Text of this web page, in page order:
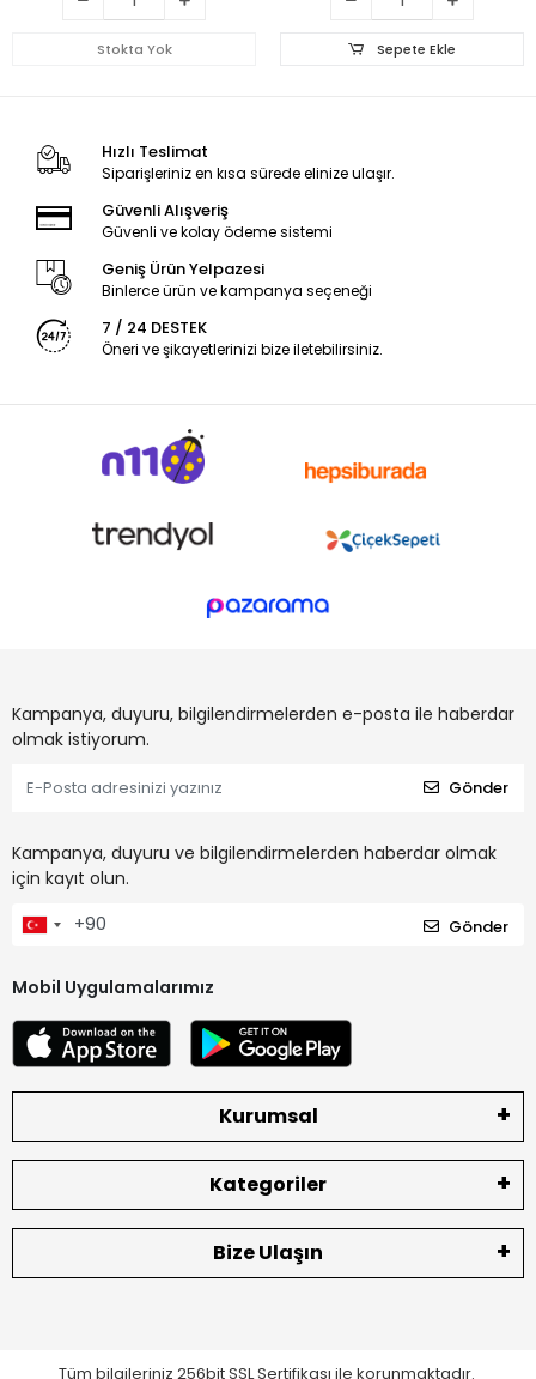
Stokta Yok Sepete Ekle
Hızlı Teslimat
Siparişleriniz en kısa sürede elinize ulaşır.
Güvenli Alışveriş
Güvenli ve kolay ödeme sistemi
Geniş Ürün Yelpazesi
Binlerce ürün ve kampanya seçeneği
7 / 24 DESTEK
Öneri ve şikayetlerinizi bize iletebilirsiniz.
Kampanya, duyuru, bilgilendirmelerden e-posta ile haberdar
olmak istiyorum.
Gönder
Kampanya, duyuru ve bilgilendirmelerden haberdar olmak
için kayıt olun.
Gönder
Mobil Uygulamalarımız
Kurumsal
Kategoriler
Bize Ulaşın
Tüm bilgileriniz 256bit SSL Sertifikası ile korunmaktadır.